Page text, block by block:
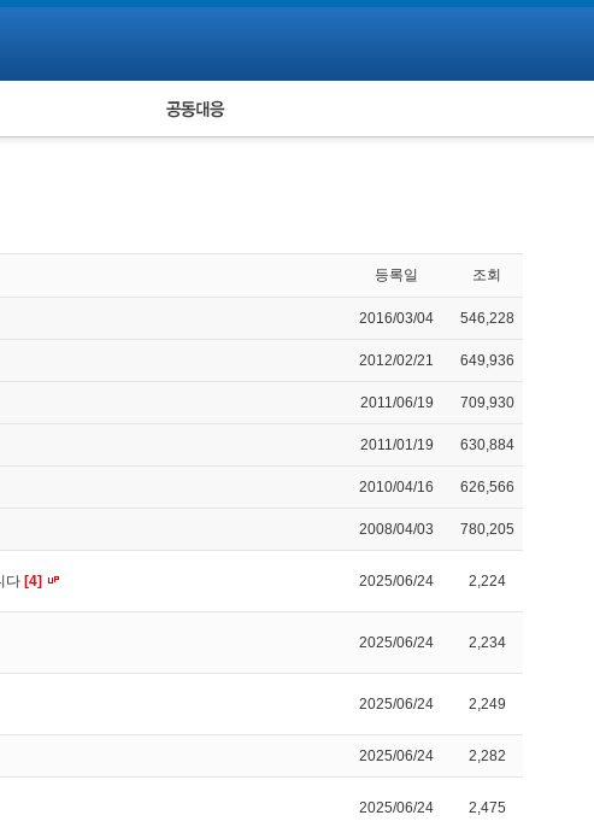
통계 피해자 공동대응
등록일 조회
2016/03/04 546,228
2012/02/21 649,936
2011/06/19 709,930
2011/01/19 630,884
2010/04/16 626,566
2008/04/03 780,205
다 [4] 2025/06/24 2,224
2025/06/24 2,234
2025/06/24 2,249
2025/06/24 2,282
2025/06/24 2,475